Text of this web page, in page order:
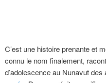
C’est une histoire prenante et
connu le nom finalement,
d’adolescence au Nunavut